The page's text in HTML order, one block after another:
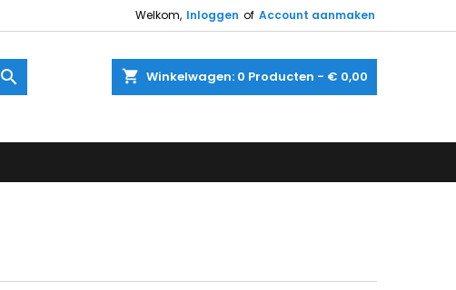
Welkom, Inloggen of Account aanmaken
shopping_cart Winkelwagen: 0 Producten - € 0,00
